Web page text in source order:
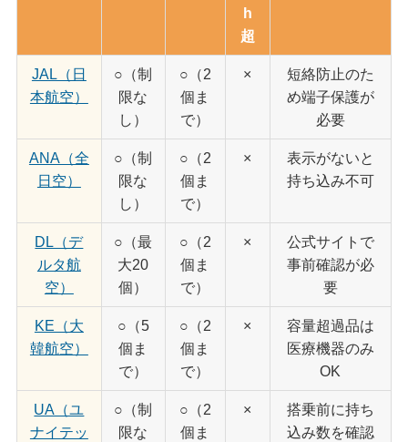
h
超
JAL（日
本航空）
○（制
限な
し）
○（2
個ま
で）
×
短絡防止のた
め端子保護が
必要
ANA（全
日空）
○（制
限な
し）
○（2
個ま
で）
×
表示がないと
持ち込み不可
DL（デ
ルタ航
空）
○（最
大20
個）
○（2
個ま
で）
×
公式サイトで
事前確認が必
要
KE（大
韓航空）
○（5
個ま
で）
○（2
個ま
で）
×
容量超過品は
医療機器のみ
OK
UA（ユ
ナイテッ
○（制
限な
○（2
個ま
×
搭乗前に持ち
込み数を確認